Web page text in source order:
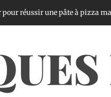
une pâte à pizza maison